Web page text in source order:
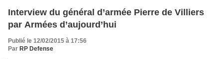
Interview du général d’armée Pierre de Villiers
par Armées d’aujourd’hui
Publié le 12/02/2015 à 17:56
Par RP Defense